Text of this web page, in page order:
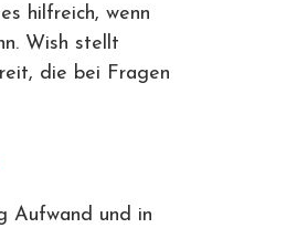
hilfreich, wenn
Wish stellt
die bei Fragen
Aufwand und in